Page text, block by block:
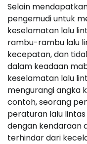
Selain
pengemudi untuk
keselamatan lalu
rambu-rambu lalu
kecepatan, dan
dalam keadaan
keselamatan lalu
mengurangi angka
contoh, seorang
peraturan lalu
dengan kendaraan
terhindar dari